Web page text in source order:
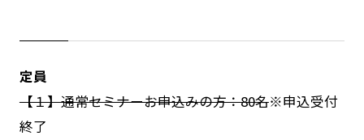
定員
【１】通常セミナーお申込みの方：80名※申込受付
終了